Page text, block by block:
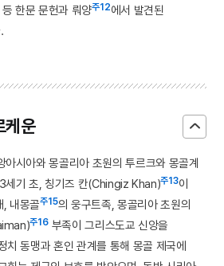
등 한문 문헌과 뤄양주12에서 발견된
케운
시아와 몽골리아 초원의 투르크와 몽골계
세기 초, 칭기즈 칸(Chingiz Khan)주13이
, 내몽골주15의 웅구트족, 몽골리아 초원의
주16 부족이 그리스도교 신앙을
치 동맹과 혼인 관계를 통해 몽골 제국에